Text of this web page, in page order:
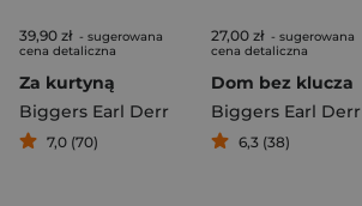
39,90 zł - sugerowana
cena detaliczna
Za kurtyną
Biggers Earl Derr
7,0 (70)
27,00 zł - sugerowana
cena detaliczna
Dom bez klucza
Biggers Earl Derr
6,3 (38)